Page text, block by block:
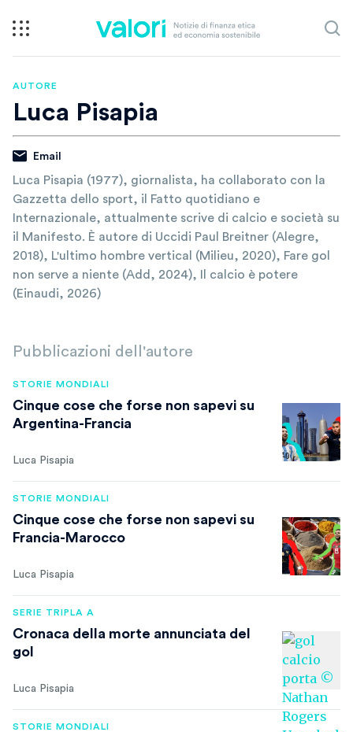
AUTORE
Luca Pisapia
Email
Luca Pisapia (1977), giornalista, ha collaborato con la
Gazzetta dello sport, il Fatto quotidiano e
Internazionale, attualmente scrive di calcio e società su
il Manifesto. È autore di Uccidi Paul Breitner (Alegre,
2018), L'ultimo hombre vertical (Milieu, 2020), Fare gol
non serve a niente (Add, 2024), Il calcio è potere
(Einaudi, 2026)
Pubblicazioni dell'autore
STORIE MONDIALI
Cinque cose che forse non sapevi su
Argentina-Francia
Luca Pisapia
STORIE MONDIALI
Cinque cose che forse non sapevi su
Francia-Marocco
Luca Pisapia
SERIE TRIPLA A
Cronaca della morte annunciata del
gol
Luca Pisapia
STORIE MONDIALI